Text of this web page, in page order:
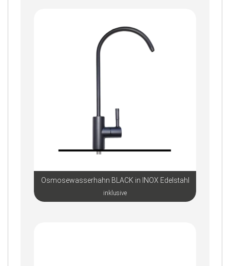
Osmosewasserhahn BLACK in INOX Edelstahl
inklusive